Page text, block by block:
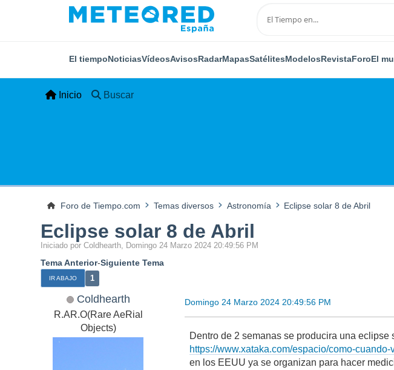
El tiempoNoticiasVídeosAvisosRadarMapasSatélitesModelosRevistaForoEl
Inicio Buscar
Foro de Tiempo.com Temas diversos Astronomía Eclipse solar 8 de Abril
Eclipse solar 8 de Abril
Iniciado por Coldhearth, Domingo 24 Marzo 2024 20:49:56 PM
Tema Anterior-Siguiente Tema
IR ABAJO 1
Coldhearth
R.AR.O(Rare AeRial
Objects)
Domingo 24 Marzo 2024 20:49:56 PM
Dentro de 2 semanas se producira una eclipse
https://www.xataka.com/espacio/como-
en los EEUU ya se organizan para hacer